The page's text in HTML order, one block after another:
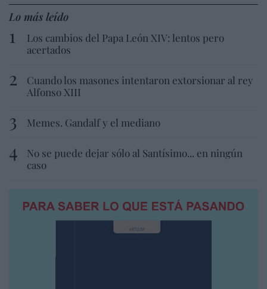
Lo más leído
Los cambios del Papa León XIV: lentos pero
acertados
Cuando los masones intentaron extorsionar al rey
Alfonso XIII
Memes. Gandalf y el mediano
No se puede dejar sólo al Santísimo... en ningún
caso